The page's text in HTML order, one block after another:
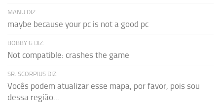
MANU DIZ:
maybe because your pc is not a good pc
BOBBY G DIZ:
Not compatible: crashes the game
SR. SCORPIUS DIZ:
Vocês podem atualizar esse mapa, por favor, pois sou
dessa região...